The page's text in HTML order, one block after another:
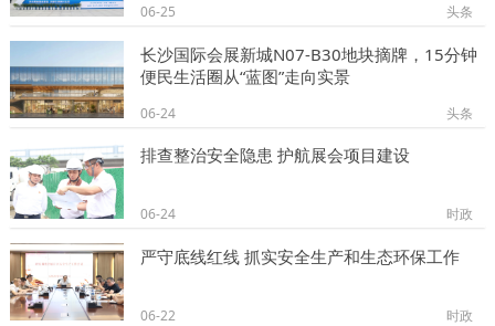
06-25 头条
长沙国际会展新城N07-B30地块摘牌，15分钟
便民生活圈从“蓝图”走向实景
06-24 头条
排查整治安全隐患 护航展会项目建设
06-24 时政
严守底线红线 抓实安全生产和生态环保工作
06-22 时政